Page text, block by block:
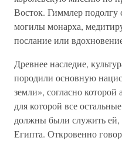
Восток. Гиммлер
могилы монарха,
послание или
Древнее наследие,
породили основную
земли», согласно
для которой все
должны были служить ей,
Египта. Откровенно